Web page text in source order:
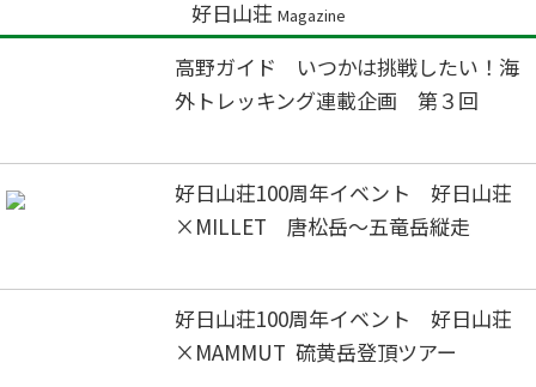
好日山荘 Magazine
高野ガイド いつかは挑戦したい！海
外トレッキング連載企画 第３回
好日山荘100周年イベント 好日山荘
×MILLET 唐松岳～五竜岳縦走
好日山荘100周年イベント 好日山荘
×MAMMUT 硫黄岳登頂ツアー